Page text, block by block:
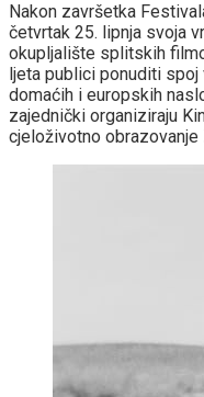
Nakon završetka
četvrtak 25. lipnja svoja
okupljalište splitskih
ljeta publici ponuditi
domaćih i europskih
zajednički organiziraju
cjeloživotno obrazovanje